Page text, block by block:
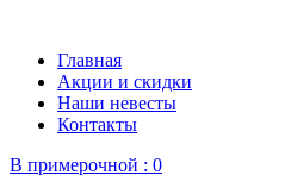
Главная
Акции и скидки
Наши невесты
Контакты
В примерочной : 0